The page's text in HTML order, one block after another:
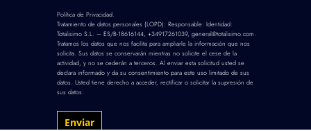
Política de Privacidad.
Tratamiento de datos personales (LOPD): Responsable: Identidad:
Totalisimo S.L. – ES/B-18616144, +34917261039, general@totalisimo.com.
Tratamos los datos que nos facilita para ampliarle la información que nos
solicita. Sus datos se conservarán mientras no solicite el cese de la
actividad, y no se cederán a terceros. Al enviar esta solicitud usted se
declara informado y da su consentimiento para este uso limitado de sus
datos. Usted tiene derecho a acceder, rectificar o solicitar la supresión de
sus datos.